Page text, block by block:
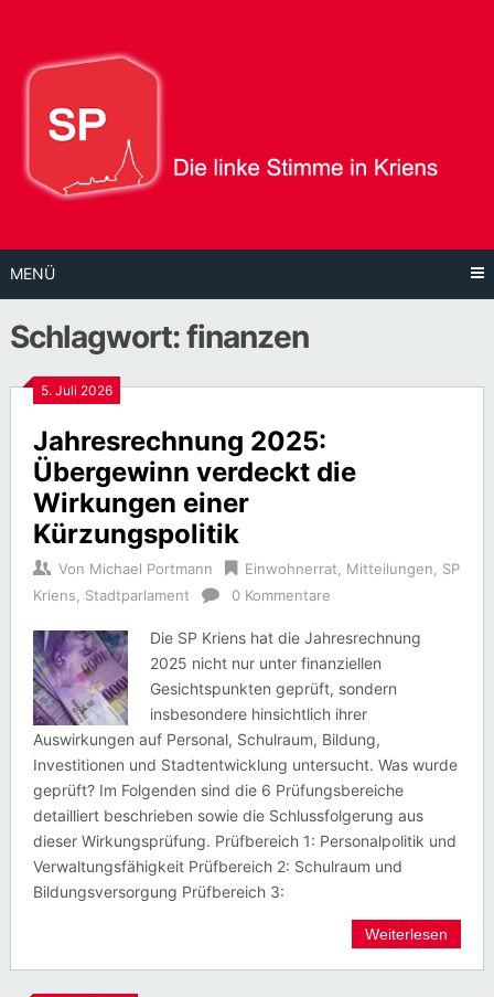
Inhalt
MENÜ
Schlagwort:finanzen
5. Juli 2026
Jahresrechnung 2025:
Übergewinn verdeckt die
Wirkungen einer
Kürzungspolitik
Von Michael Portmann Einwohnerrat Mitteilungen
SP
Kriens
Stadtparlament 0 Kommentare
Die SP Kriens hat die Jahresrechnung
2025 nicht nur unter finanziellen
Gesichtspunkten geprüft, sondern
insbesondere hinsichtlich ihrer
Auswirkungen auf Personal, Schulraum, Bildung,
Investitionen und Stadtentwicklung untersucht. Was wurde
geprüft? Im Folgenden sind die 6 Prüfungsbereiche
detailliert beschrieben sowie die Schlussfolgerung aus
dieser Wirkungsprüfung. Prüfbereich 1: Personalpolitik und
Verwaltungsfähigkeit Prüfbereich 2: Schulraum und
Bildungsversorgung Prüfbereich 3:
Weiterlesen